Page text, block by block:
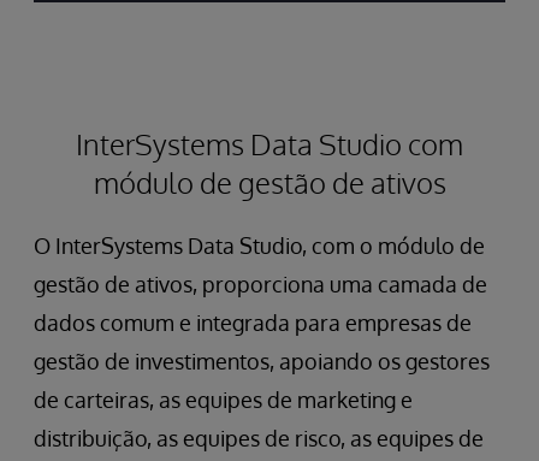
InterSystems Data Studio com
módulo de gestão de ativos
O InterSystems Data Studio, com o módulo de
gestão de ativos, proporciona uma camada de
dados comum e integrada para empresas de
gestão de investimentos, apoiando os gestores
de carteiras, as equipes de marketing e
distribuição, as equipes de risco, as equipes de